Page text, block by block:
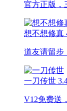
官方正版，
想不想修真
道友请留步
一刀传世
V12免费送